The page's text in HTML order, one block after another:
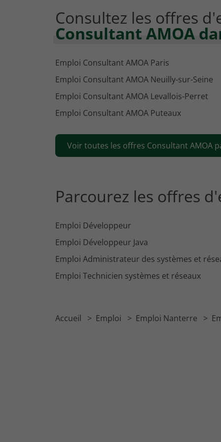
Consultez les offres
Consultant AMOA
Emploi Consultant AMOA Paris
Emploi Consultant AMOA Neuilly-sur-Seine
Emploi Consultant AMOA Levallois-Perret
Emploi Consultant AMOA Puteaux
Voir toutes les offres Consultant AMOA
Parcourez les offres
Emploi Développeur
Emploi Développeur Java
Emploi Administrateur des systèmes et
Emploi Technicien systèmes et réseaux
Accueil Emploi Emploi Nanterre